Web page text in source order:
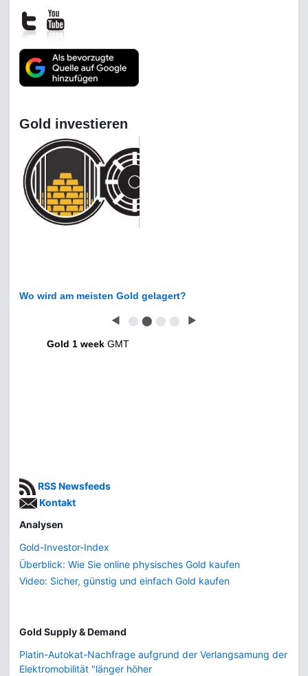
Gold investieren
Wo wird am meisten Gold gelagert?
◀ ⬤ ⬤ ⬤ ⬤ ▶
Gold 1 week GMT
RSS Newsfeeds
Kontakt
Analysen
Gold-Investor-Index
Überblick: Wie Sie online physisches Gold kaufen
Video: Sicher, günstig und einfach Gold kaufen
Gold Supply & Demand
Platin-Autokat-Nachfrage aufgrund der Verlangsamung der
Elektromobilität "länger höher